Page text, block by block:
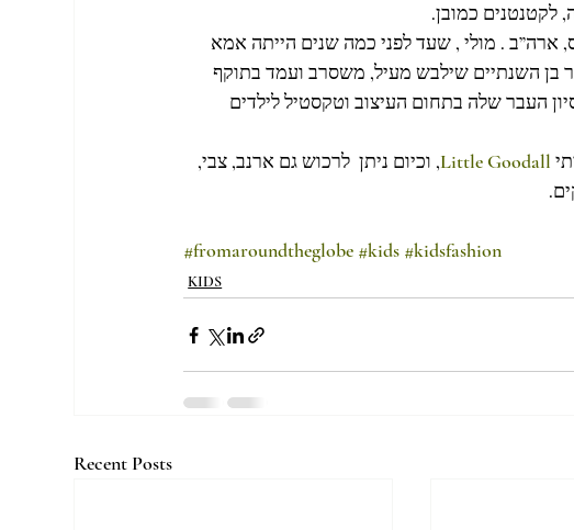
לקטנטנים כמובן.
ארה”ב . מולי , שעד לפני כמה שנים הייתה אמא
השנתיים שילבש מעיל, משסרב ועמד בתוקף
העבר שלה בתחום העיצוב וטקסטיל לילדים
Little Goodall, וכיום ניתן  לרכוש גם ארנב, צבי,
#fromaroundtheglobe #kids #kidsfashion
KIDS
Recent Posts